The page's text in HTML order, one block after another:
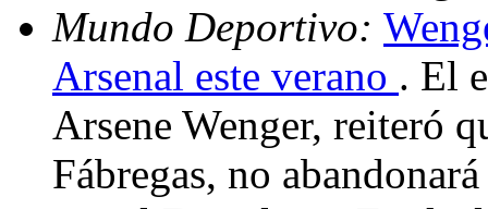
Mundo Deportivo:
Arsenal este verano . El
Arsene Wenger, reiteró
Fábregas, no